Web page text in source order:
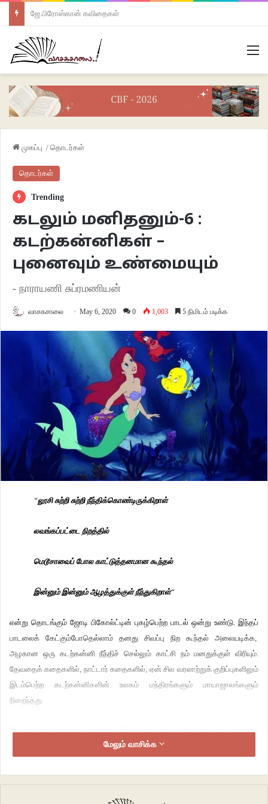
ஜே.பிரோஸ்கான் கவிதைகள்
முகப்பு / தொடர்கள்
தொடர்கள்
Trending
கடலும் மனிதனும்-6 :
கடற்கன்னிகள் –
புனைவும் உண்மையும்
- நாராயணி சுப்ரமணியன்
வாசகசாலை May 6, 2020 0 1,003 5 நிமிடம் படிக்க
“லூசி சுற்றி சுற்றி நீந்திக்கொண்டிருக்கிறாள்
லவங்கப்பட்டை நிறத்தில்
மெடூசாவைப் போல காட்டுத்தனமான கூந்தல்
இன்னும் இன்னும் ஆழத்துக்குள் நீந்துகிறாள்“
என்று தொடங்கும் ஜோடி பிகோல்ட்டின் புகழ்பெற்ற பாடல் ஒன்று உண்டு. இந்தப்
பாடலைக் கேட்கும்போதெல்லாம் தனது சிவப்பு நிற கூந்தல் அலையடிக்க,
அழகான ஒரு கடற்கன்னி நீந்திச் செல்லும் காட்சி நம் மனதுக்குள் விரியும்.
தேவதைக் கதைகளில், நாட்டார் கதைகளில், ஏன் சில வரலாற்றுக் குறிப்புகளிலும்
இடம்பெற்ற கடற்கன்னிகளின் உலகம் மந்திரங்களும் மாயாஜாலங்களும்
நிறைந்தது.
இடுப்பு வரை மனிதனைப் போலவும், இடுப்பிலிருந்து மீன் போலவும் உடல் கொண்ட
இந்த விந்தையான புனைவு உயிரிகளை Merfolk (கடற்குடிகள்) என்று
(கடற்கன்னிகள்) எனவும் அழைக்கப்படுகிறார்கள். ஒரு சில மெர்மென்
மேலும் வாசிக்க